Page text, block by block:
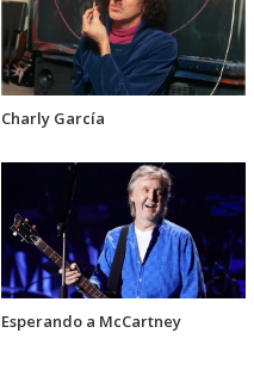
Charly García
Esperando a McCartney